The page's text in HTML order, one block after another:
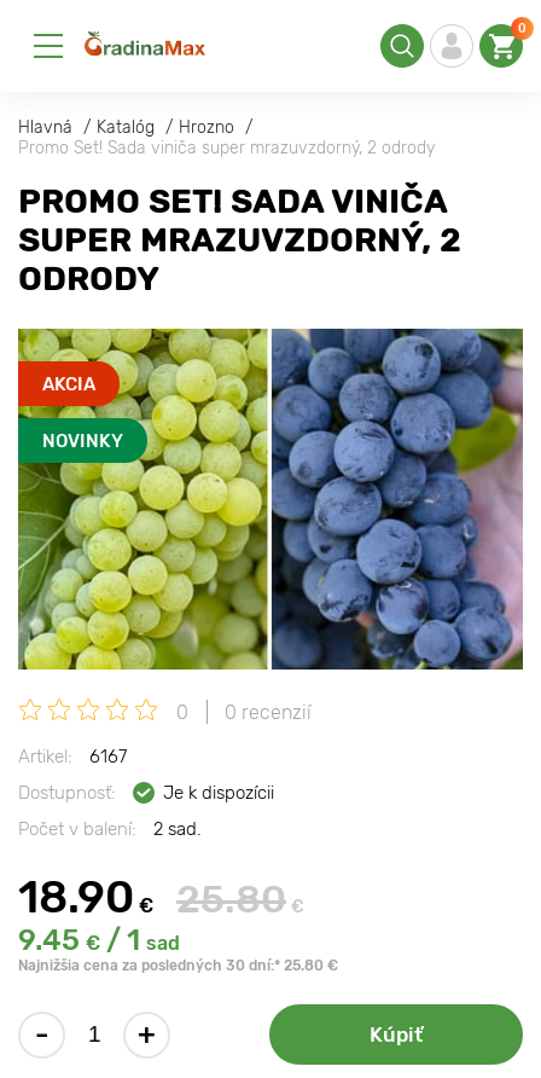
0
Hlavná Katalóg
Hrozno
Promo Set! Sada viniča super mrazuvzdorný, 2 odrody
PROMO SET! SADA VINIČA
SUPER MRAZUVZDORNÝ, 2
ODRODY
AKCIA
NOVINKY
0 0 recenzií
Artikel:
6167
Dostupnosť:
Je k dispozícii
Počet v balení:
2 sad.
18.90 € 25.80 €
9.45 € / 1 sad
Najnižšia cena za posledných 30 dní:* 25.80 €
- + Kúpiť